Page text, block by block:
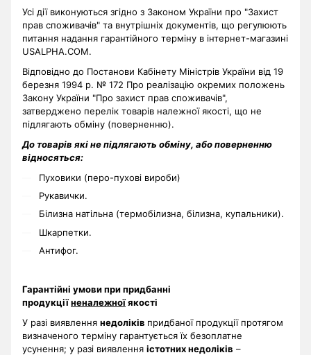
Усі дії виконуються згідно з Законом України про "Захист
прав споживачів" та внутрішніх документів, що регулюють
питання надання гарантійного терміну в інтернет-магазині
USALPHA.COM.
Відповідно до Постанови Кабінету Міністрів України від 19
березня 1994 р. № 172 Про реалізацію окремих положень
Закону України "Про захист прав споживачів",
затверджено перелік товарів належної якості, що не
підлягають обміну (поверненню).
До товарів які не підлягають обміну, або поверненню
відносяться:
Пуховики (перо-пухові вироби)
Рукавички.
Білизна натільна (термобілизна, білизна, купальники).
Шкарпетки.
Антифог.
Гарантійні умови при придбанні
продукціїненалежноїякості
У разі виявлення недоліків придбаної продукції протягом
визначеного терміну гарантується їх безоплатне
усунення; у разі виявлення істотних недоліків –